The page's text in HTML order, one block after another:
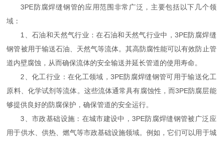
3PE防腐焊缝钢管的应用范围非常广泛，主要包括以下几个领
域：
1、石油和天然气行业：在石油和天然气行业中，3PE防腐焊缝
钢管被用于输送石油、天然气等流体。其高防腐性能可以有效防止管
道内壁腐蚀，从而确保流体的安全输送并延长管道的使用寿命。
2、化工行业：在化工领域，3PE防腐焊缝钢管可用于输送化工
原料、化学试剂等流体。这些流体通常具有腐蚀性，而3PE防腐层能
够提供良好的防腐保护，确保管道的安全运行。
3、市政基础设施：在城市建设中，3PE防腐焊缝钢管被广泛应
用于供水、供热、燃气等市政基础设施领域。例如，它们可以用于城